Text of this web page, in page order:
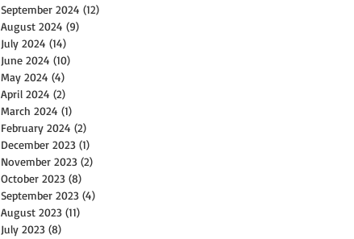
September 2024 (12)
August 2024 (9)
July 2024 (14)
June 2024 (10)
May 2024 (4)
April 2024 (2)
March 2024 (1)
February 2024 (2)
December 2023 (1)
November 2023 (2)
October 2023 (8)
September 2023 (4)
August 2023 (11)
July 2023 (8)